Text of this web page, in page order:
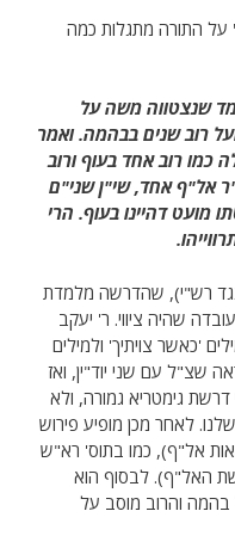
על התורה מתגלות כמה
שנצטווה משה על
רוב שנים בבהמה. ואמר
כמו רוב אחד בעוף ורוב
אל"ף אחד, שי"ן שני"ם
מועט דהיינו בעוף. הרי
רש"י), שהדרשה מלמדת
שהיה ציווי. ר' יעקב
'כאשר צויתיך' ולמילים
שצ"ל עם שני יוד"ין, ואז
אם כן, זוהי דרשת גימטריא גמורה, ולא
לאחר מכן מופיע פירוש
האות אל"ף), כמו בתוס' רא"ש
האל"ף). לבסוף הוא
בהמה והרוב מוסב על